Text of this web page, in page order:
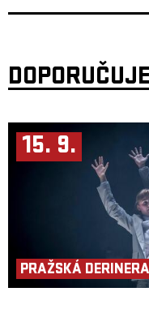
15. 9.
PRAŽSKÁ DERINERA